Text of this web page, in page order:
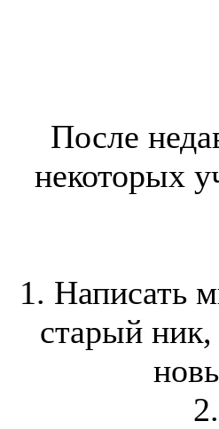
После
некоторых
1. Написать
старый